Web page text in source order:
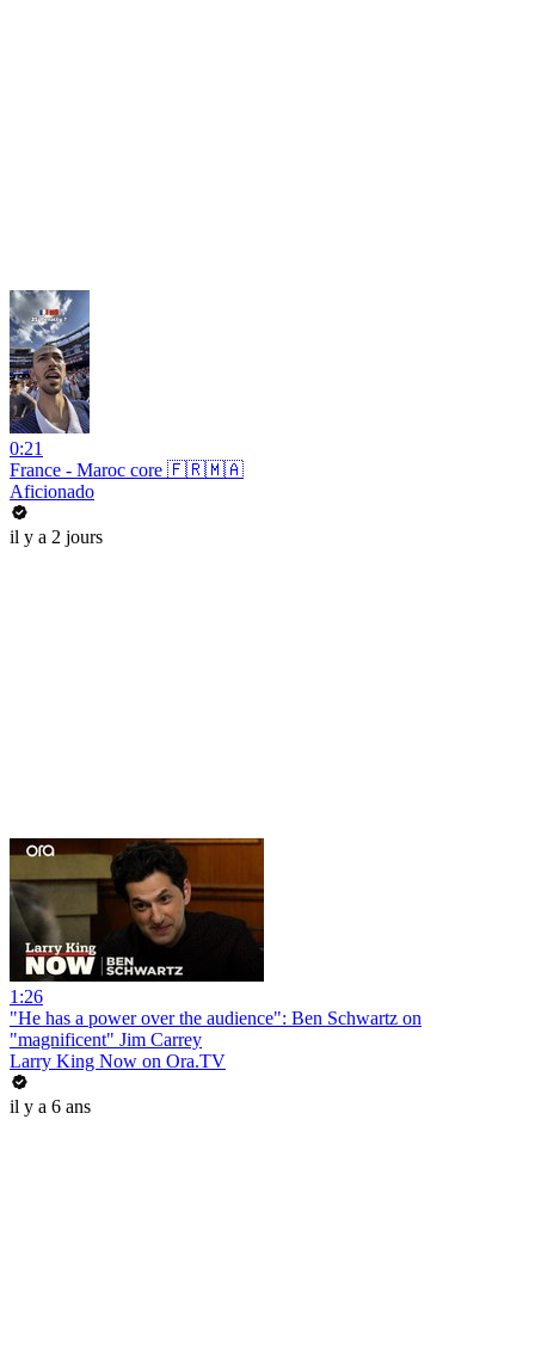
0:21
France - Maroc core 🇫🇷🇲🇦
Aficionado
il y a 2 jours
1:26
"He has a power over the audience": Ben Schwartz on
"magnificent" Jim Carrey
Larry King Now on Ora.TV
il y a 6 ans